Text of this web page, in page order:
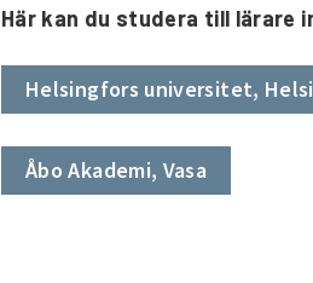
Här kan du studera till lärare
Helsingfors universitet,
Åbo Akademi, Vasa